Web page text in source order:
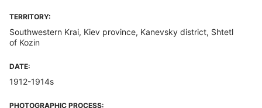
TERRITORY:
Southwestern Krai, Kiev province, Kanevsky district, Shtetl
of Kozin
DATE:
1912-1914s
PHOTOGRAPHIC PROCESS: